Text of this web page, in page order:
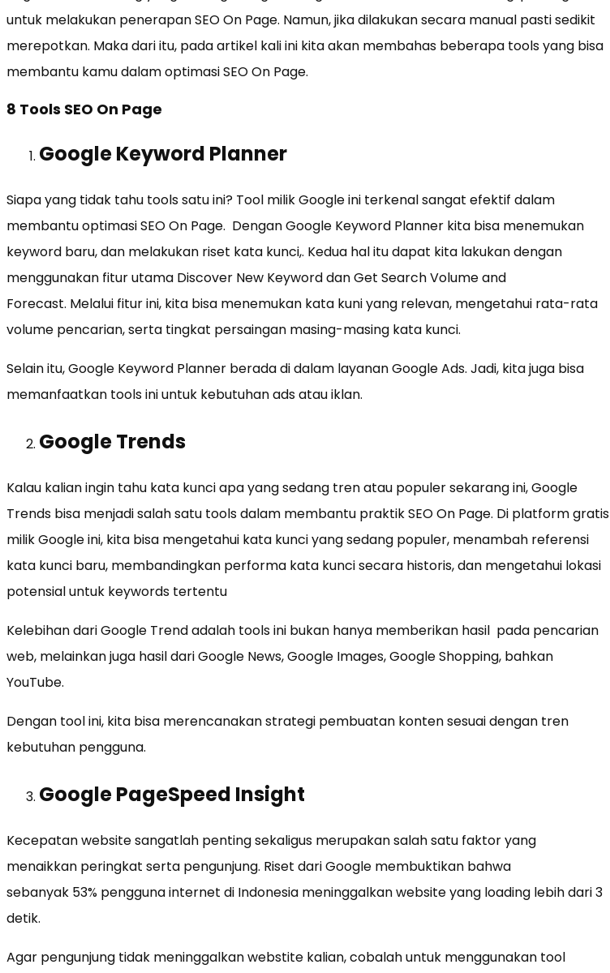
untuk melakukan penerapan SEO On Page. Namun, jika dilakukan secara manual pasti sedikit
merepotkan. Maka dari itu, pada artikel kali ini kita akan membahas beberapa tools yang bisa
membantu kamu dalam optimasi SEO On Page.
8 Tools SEO On Page
Google Keyword Planner
Siapa yang tidak tahu tools satu ini? Tool milik Google ini terkenal sangat efektif dalam
membantu optimasi SEO On Page. Dengan Google Keyword Planner kita bisa menemukan
keyword baru, dan melakukan riset kata kunci,. Kedua hal itu dapat kita lakukan dengan
menggunakan fitur utama Discover New Keyword dan Get Search Volume and
Forecast. Melalui fitur ini, kita bisa menemukan kata kuni yang relevan, mengetahui rata-rata
volume pencarian, serta tingkat persaingan masing-masing kata kunci.
Selain itu, Google Keyword Planner berada di dalam layanan Google Ads. Jadi, kita juga bisa
memanfaatkan tools ini untuk kebutuhan ads atau iklan.
Google Trends
Kalau kalian ingin tahu kata kunci apa yang sedang tren atau populer sekarang ini, Google
Trends bisa menjadi salah satu tools dalam membantu praktik SEO On Page. Di platform gratis
milik Google ini, kita bisa mengetahui kata kunci yang sedang populer, menambah referensi
kata kunci baru, membandingkan performa kata kunci secara historis, dan mengetahui lokasi
potensial untuk keywords tertentu
Kelebihan dari Google Trend adalah tools ini bukan hanya memberikan hasil pada pencarian
web, melainkan juga hasil dari Google News, Google Images, Google Shopping, bahkan
YouTube.
Dengan tool ini, kita bisa merencanakan strategi pembuatan konten sesuai dengan tren
kebutuhan pengguna.
Google PageSpeed Insight
Kecepatan website sangatlah penting sekaligus merupakan salah satu faktor yang
menaikkan peringkat serta pengunjung. Riset dari Google membuktikan bahwa
sebanyak 53% pengguna internet di Indonesia meninggalkan website yang loading lebih dari 3
detik.
Agar pengunjung tidak meninggalkan webstite kalian, cobalah untuk menggunakan tool